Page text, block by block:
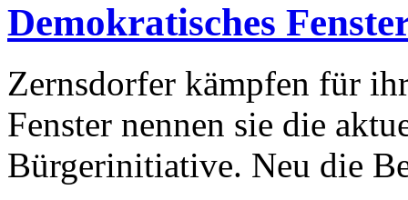
Demokratisches
Zernsdorfer kämpfen für
Fenster nennen sie die
Bürgerinitiative. Neu die